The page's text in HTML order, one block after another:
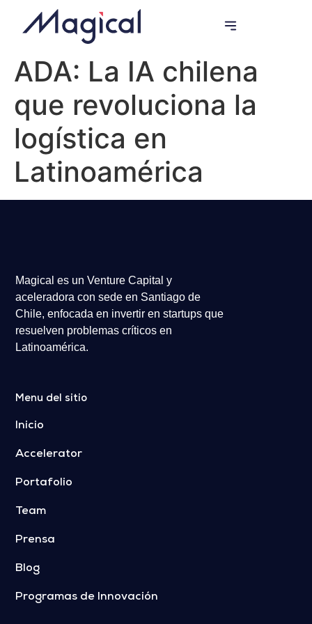
ADA: La IA chilena
que revoluciona la
logística en
Latinoamérica
Magical es un Venture Capital y
aceleradora con sede en Santiago de
Chile, enfocada en invertir en startups que
resuelven problemas críticos en
Latinoamérica.
Menu del sitio
Inicio
Accelerator
Portafolio
Team
Prensa
Blog
Programas de Innovación